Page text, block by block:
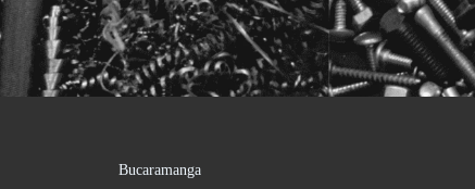
Bucaramanga